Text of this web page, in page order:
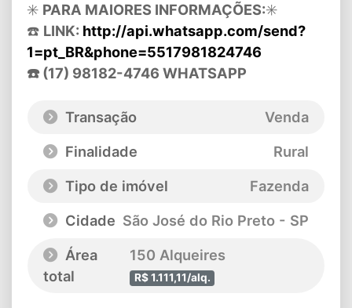
✳️ PARA MAIORES INFORMAÇÕES:✳️
☎️ LINK: http://api.whatsapp.com/send?
1=pt_BR&phone=5517981824746
☎️ (17) 98182-4746 WHATSAPP
Transação
Venda
Finalidade
Rural
Tipo de imóvel
Fazenda
Cidade São José do Rio Preto - SP
Área
total
150 Alqueires
R$ 1.111,11/alq.